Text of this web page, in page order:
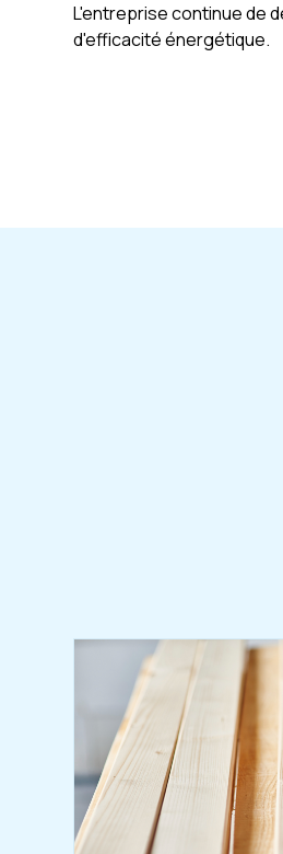
L'entreprise continue de
d'efficacité énergétique.